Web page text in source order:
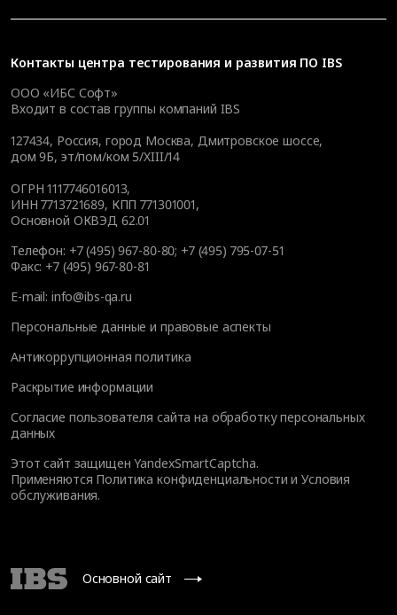
Контакты центра тестирования и развития ПО IBS
ООО «ИБС Софт»
Входит в состав группы компаний IBS
127434, Россия, город Москва, Дмитровское шоссе,
дом 9Б, эт/пом/ком 5/XIII/14
ОГРН 1117746016013,
ИНН 7713721689, КПП 771301001,
Основной ОКВЭД 62.01
Телефон: +7 (495) 967-80-80; +7 (495) 795-07-51
Факс: +7 (495) 967-80-81
E-mail: info@ibs-qa.ru
Персональные данные и правовые аспекты
Антикоррупционная политика
Раскрытие информации
Согласие пользователя сайта на обработку персональных
данных
Этот сайт защищен YandexSmartCaptcha.
Применяются Политика конфиденциальности иУсловия
обслуживания.
Основной сайт